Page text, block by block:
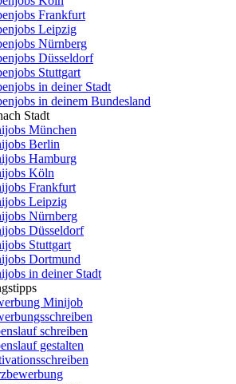
Frankfurt
Leipzig
Nürnberg
Düsseldorf
Stuttgart
in deiner Stadt
in deinem Bundesland
Stadt
München
Berlin
Hamburg
Köln
Frankfurt
Leipzig
Nürnberg
Düsseldorf
Stuttgart
Dortmund
in deiner Stadt
Minijob
schreiben
gestalten